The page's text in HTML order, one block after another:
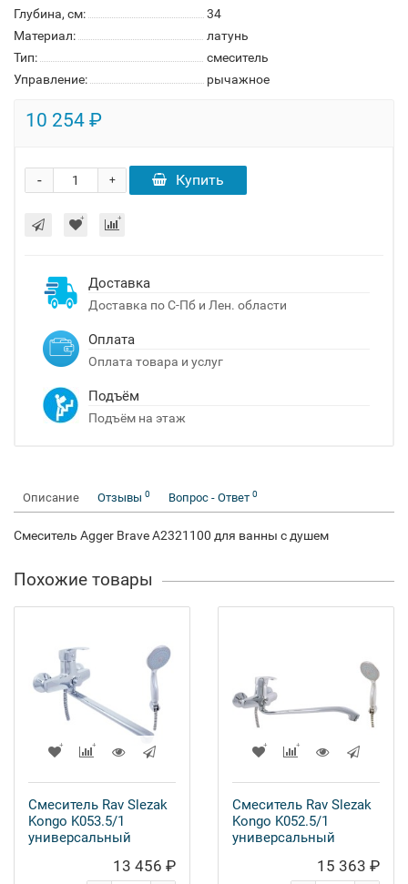
Глубина, см:
34
Материал:
латунь
Тип:
смеситель
Управление:
рычажное
10 254 ₽
+
- Купить
Доставка
Доставка по С-Пб и Лен. области
Оплата
Оплата товара и услуг
Подъём
Подъём на этаж
Описание Отзывы 0 Вопрос - Ответ 0
Смеситель Agger Brave А2321100 для ванны с душем
Похожие товары
Смеситель Rav Slezak
Kongo K053.5/1
универсальный
13 456 ₽
Смеситель Rav Slezak
Kongo K052.5/1
универсальный
15 363 ₽